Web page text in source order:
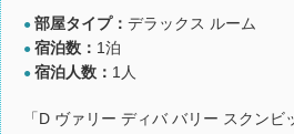
● 部屋タイプ： デラックス ルーム
● 宿泊数： 1泊
● 宿泊人数： 1人
「D ヴァリー ディバ バリー スクン